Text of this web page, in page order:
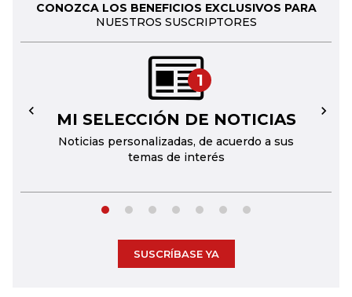
CONOZCA LOS BENEFICIOS EXCLUSIVOS PARA
NUESTROS SUSCRIPTORES
1
MI SELECCIÓN DE NOTICIAS
Noticias personalizadas, de acuerdo a sus
temas de interés
← →
SUSCRÍBASE YA